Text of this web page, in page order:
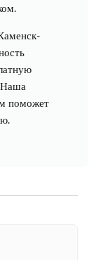
Наша
поможет